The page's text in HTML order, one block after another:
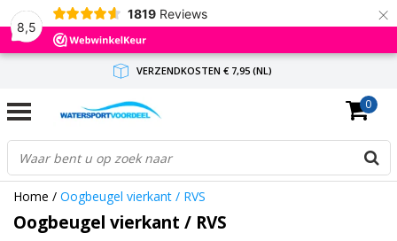
8,5
1819 Reviews ×
VERZENDKOSTEN € 7,95 (NL)
GRATIS VERZENDING(NL) VANAF € 65,-
BINNEN 1-3 WERKDAGEN ANTWOORD
0
Home / Oogbeugel vierkant / RVS
Oogbeugel vierkant / RVS